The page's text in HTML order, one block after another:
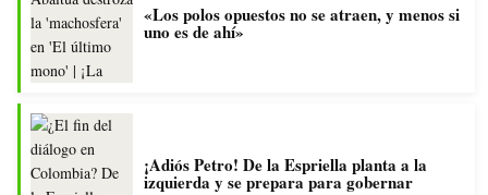
«Los polos opuestos no se atraen, y menos si
uno es de ahí»
¡Adiós Petro! De la Espriella planta a la
izquierda y se prepara para gobernar